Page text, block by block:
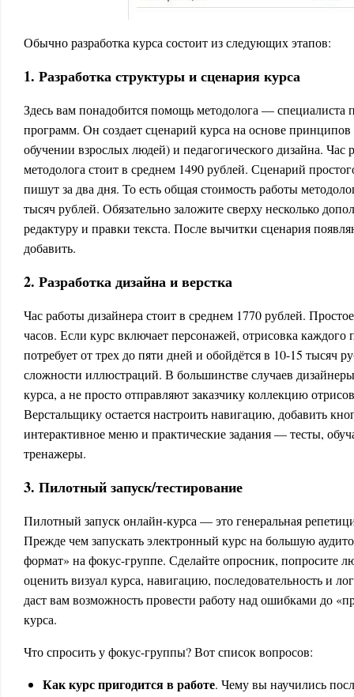
Обычно разработка курса состоит из следующих этапов:
1. Разработка структуры и сценария курса
Здесь вам понадобится помощь методолога — специалиста
программ. Он создает сценарий курса на основе
обучении взрослых людей) и педагогического дизайна. Час
методолога стоит в среднем 1490 рублей. Сценарий
пишут за два дня. То есть общая стоимость работы
тысяч рублей. Обязательно заложите сверху несколько
редактуру и правки текста. После вычитки сценария
добавить.
2. Разработка дизайна и верстка
Час работы дизайнера стоит в среднем 1770 рублей.
часов. Если курс включает персонажей, отрисовка каждого
потребует от трех до пяти дней и обойдётся в 10-15 тысяч
сложности иллюстраций. В большинстве случаев
курса, а не просто отправляют заказчику коллекцию
Верстальщику остается настроить навигацию, добавить
интерактивное меню и практические задания — тесты,
тренажеры.
3. Пилотный запуск/тестирование
Пилотный запуск онлайн-курса — это генеральная
Прежде чем запускать электронный курс на большую
формат» на фокус-группе. Сделайте опросник, попросите
оценить визуал курса, навигацию, последовательность и
даст вам возможность провести работу над ошибками до
курса.
Что спросить у фокус-группы? Вот список вопросов:
Как курс пригодится в работе. Чему вы научились